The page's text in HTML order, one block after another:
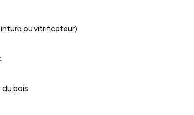
ou vitrificateur)
bois